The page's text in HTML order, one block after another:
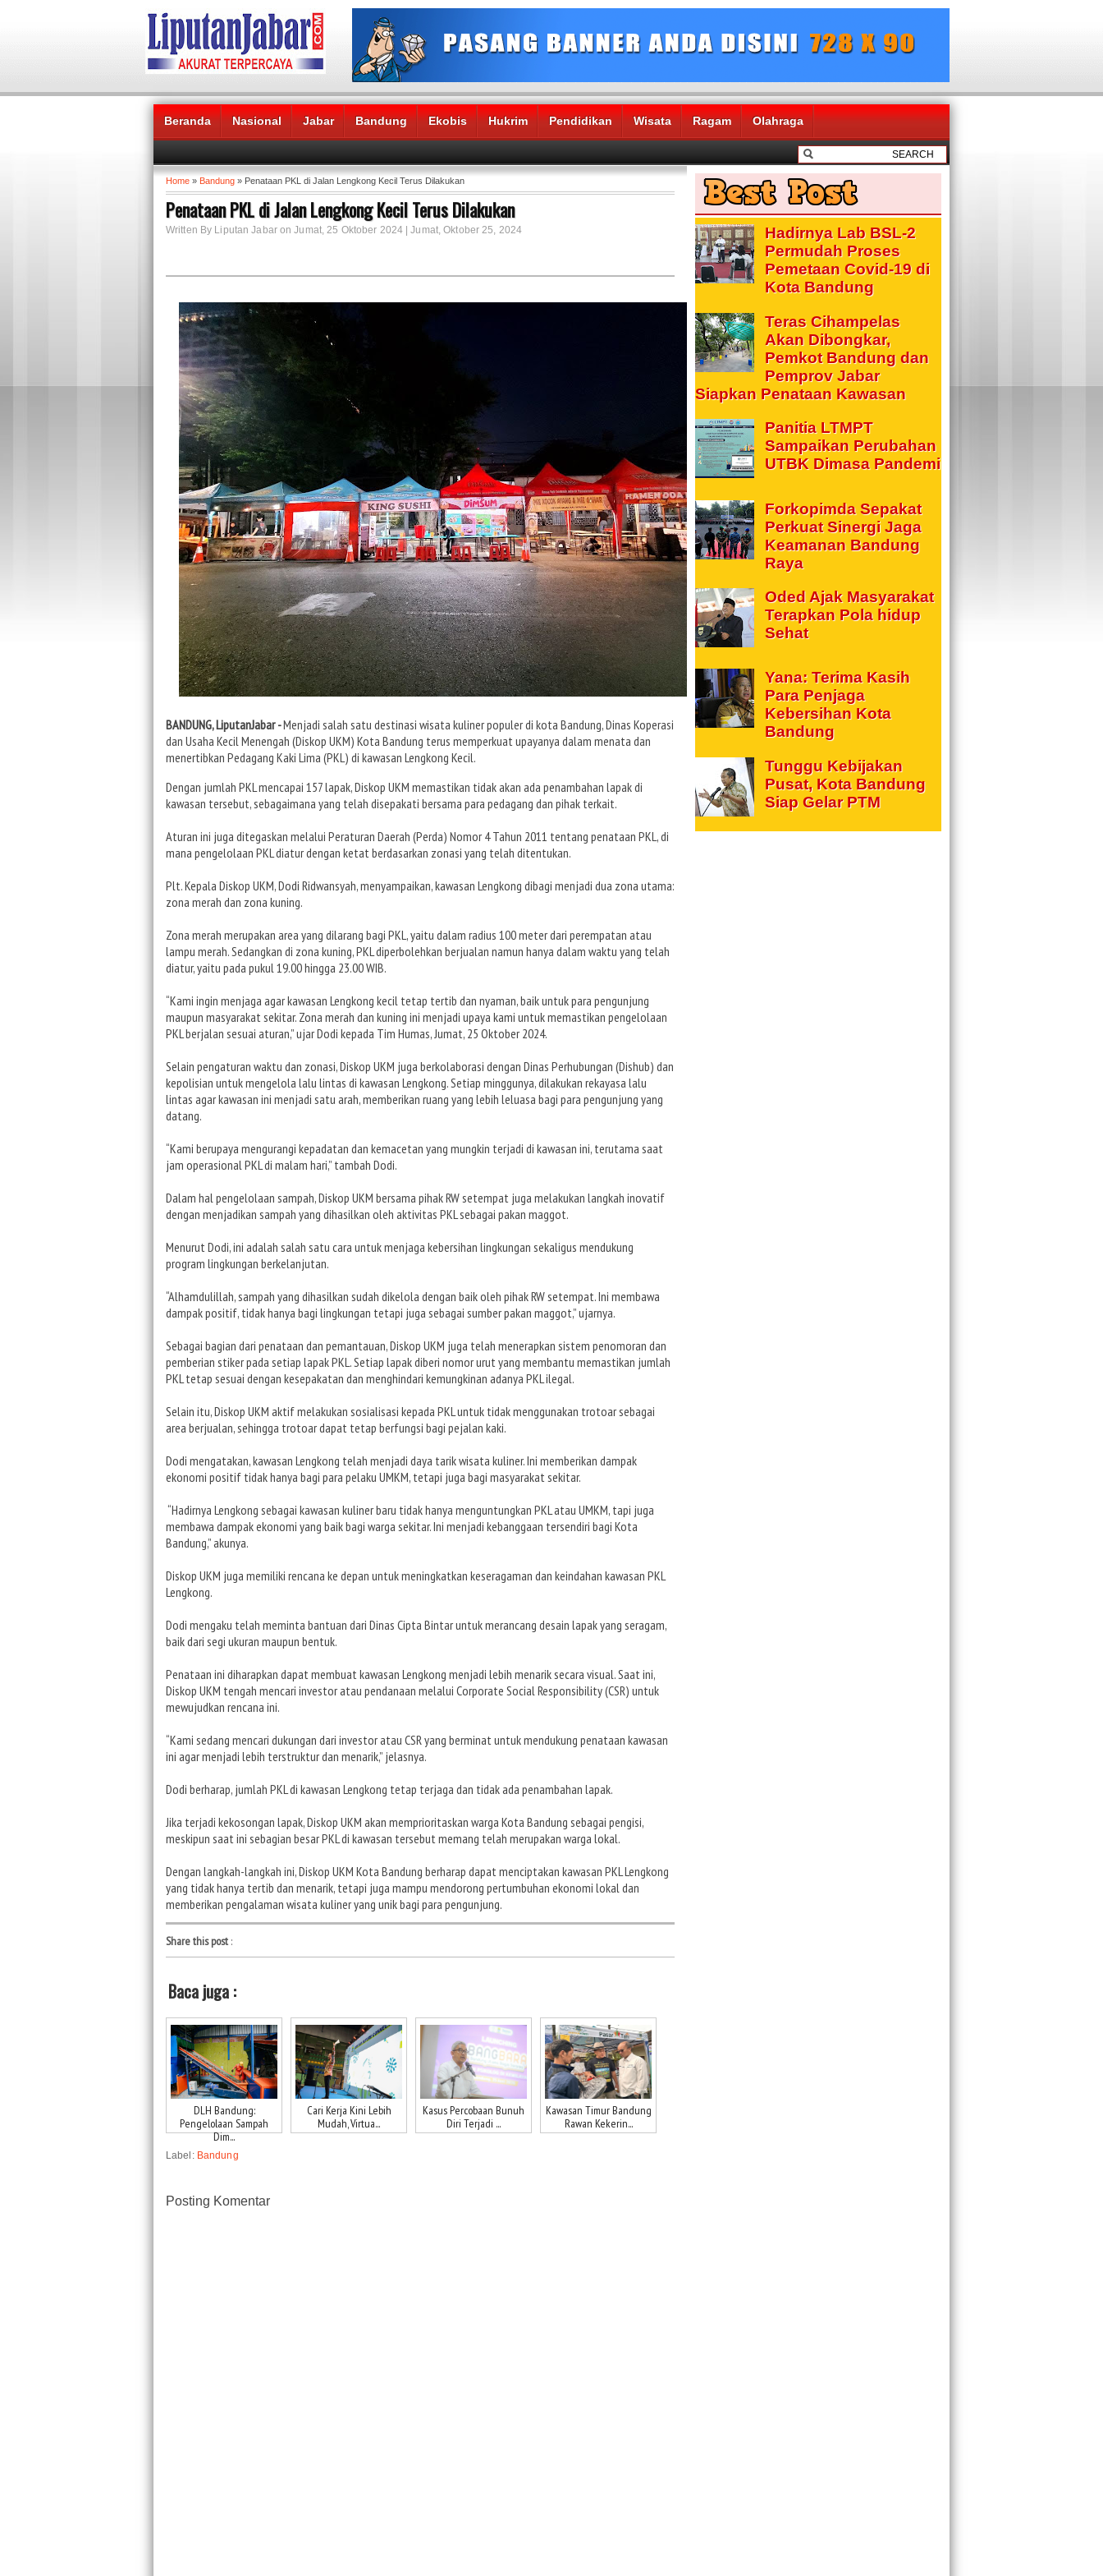
Beranda Nasional Jabar Bandung Ekobis Hukrim Pendidikan Wisata Ragam Olahraga
Headlines News :
Home » Bandung » Penataan PKL di Jalan Lengkong Kecil Terus Dilakukan
Penataan PKL di Jalan Lengkong Kecil Terus Dilakukan
Written By Liputan Jabar on Jumat, 25 Oktober 2024 | Jumat, Oktober 25, 2024
BANDUNG, LiputanJabar -Menjadi salah satu destinasi wisata kuliner populer di kota Bandung, Dinas Koperasi
dan Usaha Kecil Menengah (Diskop UKM) Kota Bandung terus memperkuat upayanya dalam menata dan
menertibkan Pedagang Kaki Lima (PKL) di kawasan Lengkong Kecil.
Dengan jumlah PKL mencapai 157 lapak, Diskop UKM memastikan tidak akan ada penambahan lapak di
kawasan tersebut, sebagaimana yang telah disepakati bersama para pedagang dan pihak terkait.
Aturan ini juga ditegaskan melalui Peraturan Daerah (Perda) Nomor 4 Tahun 2011 tentang penataan PKL, di
mana pengelolaan PKL diatur dengan ketat berdasarkan zonasi yang telah ditentukan.
Plt. Kepala Diskop UKM, Dodi Ridwansyah, menyampaikan, kawasan Lengkong dibagi menjadi dua zona utama:
zona merah dan zona kuning.
Zona merah merupakan area yang dilarang bagi PKL, yaitu dalam radius 100 meter dari perempatan atau
lampu merah. Sedangkan di zona kuning, PKL diperbolehkan berjualan namun hanya dalam waktu yang telah
diatur, yaitu pada pukul 19.00 hingga 23.00 WIB.
“Kami ingin menjaga agar kawasan Lengkong kecil tetap tertib dan nyaman, baik untuk para pengunjung
maupun masyarakat sekitar. Zona merah dan kuning ini menjadi upaya kami untuk memastikan pengelolaan
PKL berjalan sesuai aturan,” ujar Dodi kepada Tim Humas, Jumat, 25 Oktober 2024.
Selain pengaturan waktu dan zonasi, Diskop UKM juga berkolaborasi dengan Dinas Perhubungan (Dishub) dan
kepolisian untuk mengelola lalu lintas di kawasan Lengkong. Setiap minggunya, dilakukan rekayasa lalu
lintas agar kawasan ini menjadi satu arah, memberikan ruang yang lebih leluasa bagi para pengunjung yang
datang.
“Kami berupaya mengurangi kepadatan dan kemacetan yang mungkin terjadi di kawasan ini, terutama saat
jam operasional PKL di malam hari,” tambah Dodi.
Dalam hal pengelolaan sampah, Diskop UKM bersama pihak RW setempat juga melakukan langkah inovatif
dengan menjadikan sampah yang dihasilkan oleh aktivitas PKL sebagai pakan maggot.
Menurut Dodi, ini adalah salah satu cara untuk menjaga kebersihan lingkungan sekaligus mendukung
program lingkungan berkelanjutan.
“Alhamdulillah, sampah yang dihasilkan sudah dikelola dengan baik oleh pihak RW setempat. Ini membawa
dampak positif, tidak hanya bagi lingkungan tetapi juga sebagai sumber pakan maggot,” ujarnya.
Sebagai bagian dari penataan dan pemantauan, Diskop UKM juga telah menerapkan sistem penomoran dan
pemberian stiker pada setiap lapak PKL. Setiap lapak diberi nomor urut yang membantu memastikan jumlah
PKL tetap sesuai dengan kesepakatan dan menghindari kemungkinan adanya PKL ilegal.
Selain itu, Diskop UKM aktif melakukan sosialisasi kepada PKL untuk tidak menggunakan trotoar sebagai
area berjualan, sehingga trotoar dapat tetap berfungsi bagi pejalan kaki.
Dodi mengatakan, kawasan Lengkong telah menjadi daya tarik wisata kuliner. Ini memberikan dampak
ekonomi positif tidak hanya bagi para pelaku UMKM, tetapi juga bagi masyarakat sekitar.
“Hadirnya Lengkong sebagai kawasan kuliner baru tidak hanya menguntungkan PKL atau UMKM, tapi juga
membawa dampak ekonomi yang baik bagi warga sekitar. Ini menjadi kebanggaan tersendiri bagi Kota
Bandung,” akunya.
Diskop UKM juga memiliki rencana ke depan untuk meningkatkan keseragaman dan keindahan kawasan PKL
Lengkong.
Dodi mengaku telah meminta bantuan dari Dinas Cipta Bintar untuk merancang desain lapak yang seragam,
baik dari segi ukuran maupun bentuk.
Penataan ini diharapkan dapat membuat kawasan Lengkong menjadi lebih menarik secara visual. Saat ini,
Diskop UKM tengah mencari investor atau pendanaan melalui Corporate Social Responsibility (CSR) untuk
mewujudkan rencana ini.
“Kami sedang mencari dukungan dari investor atau CSR yang berminat untuk mendukung penataan kawasan
ini agar menjadi lebih terstruktur dan menarik,” jelasnya.
Dodi berharap, jumlah PKL di kawasan Lengkong tetap terjaga dan tidak ada penambahan lapak.
Jika terjadi kekosongan lapak, Diskop UKM akan memprioritaskan warga Kota Bandung sebagai pengisi,
meskipun saat ini sebagian besar PKL di kawasan tersebut memang telah merupakan warga lokal.
Dengan langkah-langkah ini, Diskop UKM Kota Bandung berharap dapat menciptakan kawasan PKL Lengkong
yang tidak hanya tertib dan menarik, tetapi juga mampu mendorong pertumbuhan ekonomi lokal dan
memberikan pengalaman wisata kuliner yang unik bagi para pengunjung.
Share this post:
Baca juga :
DLH Bandung:
Pengelolaan Sampah
Dim...
Cari Kerja Kini Lebih
Mudah, Virtua...
Kasus Percobaan Bunuh
Diri Terjadi ...
Kawasan Timur Bandung
Rawan Kekerin...
Label: Bandung
Posting Komentar
Hadirnya Lab BSL-2
Permudah Proses
Pemetaan Covid-19 di
Kota Bandung
Teras Cihampelas
Akan Dibongkar,
Pemkot Bandung dan
Pemprov Jabar
Siapkan Penataan Kawasan
Panitia LTMPT
Sampaikan Perubahan
UTBK Dimasa Pandemi
Forkopimda Sepakat
Perkuat Sinergi Jaga
Keamanan Bandung
Raya
Oded Ajak Masyarakat
Terapkan Pola hidup
Sehat
Yana: Terima Kasih
Para Penjaga
Kebersihan Kota
Bandung
Tunggu Kebijakan
Pusat, Kota Bandung
Siap Gelar PTM